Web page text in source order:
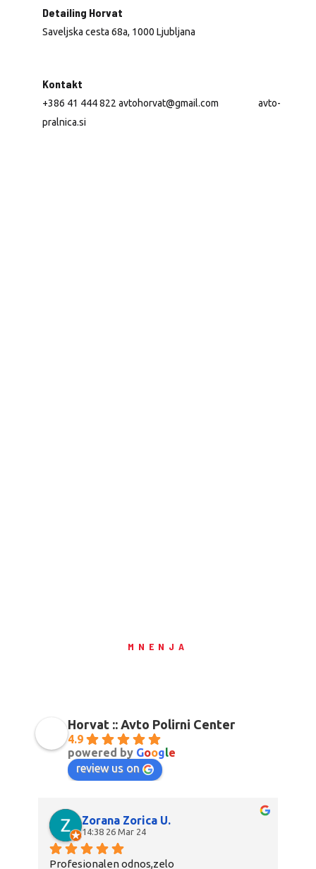
Detailing Horvat
Saveljska cesta 68a, 1000 Ljubljana
Kontakt
+386 41 444 822 avtohorvat@gmail.com ⠀⠀⠀⠀⠀ avto-
pralnica.si
MNENJA
Horvat :: Avto Polirni Center
4.9
powered by Google
review us on
Zorana Zorica U.
14:38 26 Mar 24
Profesionalen odnos,zelo